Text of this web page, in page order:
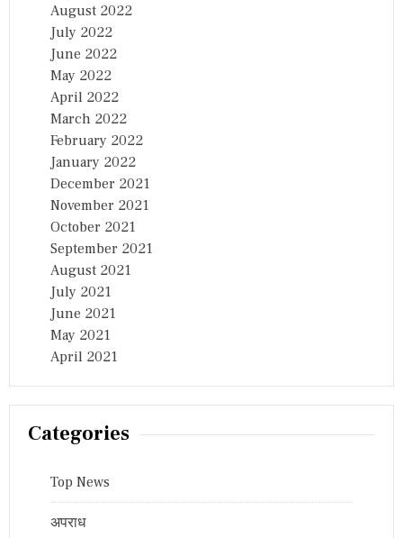
August 2022
July 2022
June 2022
May 2022
April 2022
March 2022
February 2022
January 2022
December 2021
November 2021
October 2021
September 2021
August 2021
July 2021
June 2021
May 2021
April 2021
Categories
Top News
अपराध